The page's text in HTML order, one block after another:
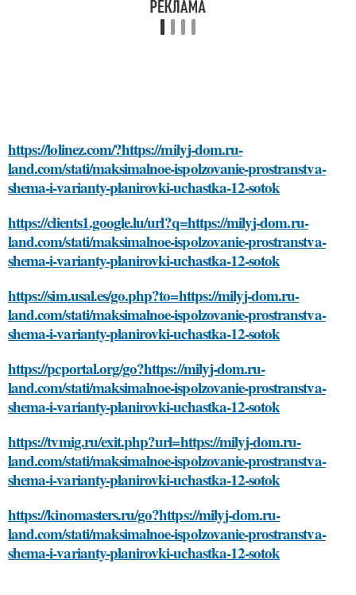
https://lolinez.com/?https://milyj-dom.ru-
land.com/stati/maksimalnoe-ispolzovanie-prostranstva-
shema-i-varianty-planirovki-uchastka-12-sotok
https://clients1.google.lu/url?q=https://milyj-dom.ru-
land.com/stati/maksimalnoe-ispolzovanie-prostranstva-
shema-i-varianty-planirovki-uchastka-12-sotok
https://sim.usal.es/go.php?to=https://milyj-dom.ru-
land.com/stati/maksimalnoe-ispolzovanie-prostranstva-
shema-i-varianty-planirovki-uchastka-12-sotok
https://pcportal.org/go?https://milyj-dom.ru-
land.com/stati/maksimalnoe-ispolzovanie-prostranstva-
shema-i-varianty-planirovki-uchastka-12-sotok
https://tvmig.ru/exit.php?url=https://milyj-dom.ru-
land.com/stati/maksimalnoe-ispolzovanie-prostranstva-
shema-i-varianty-planirovki-uchastka-12-sotok
https://kinomasters.ru/go?https://milyj-dom.ru-
land.com/stati/maksimalnoe-ispolzovanie-prostranstva-
shema-i-varianty-planirovki-uchastka-12-sotok